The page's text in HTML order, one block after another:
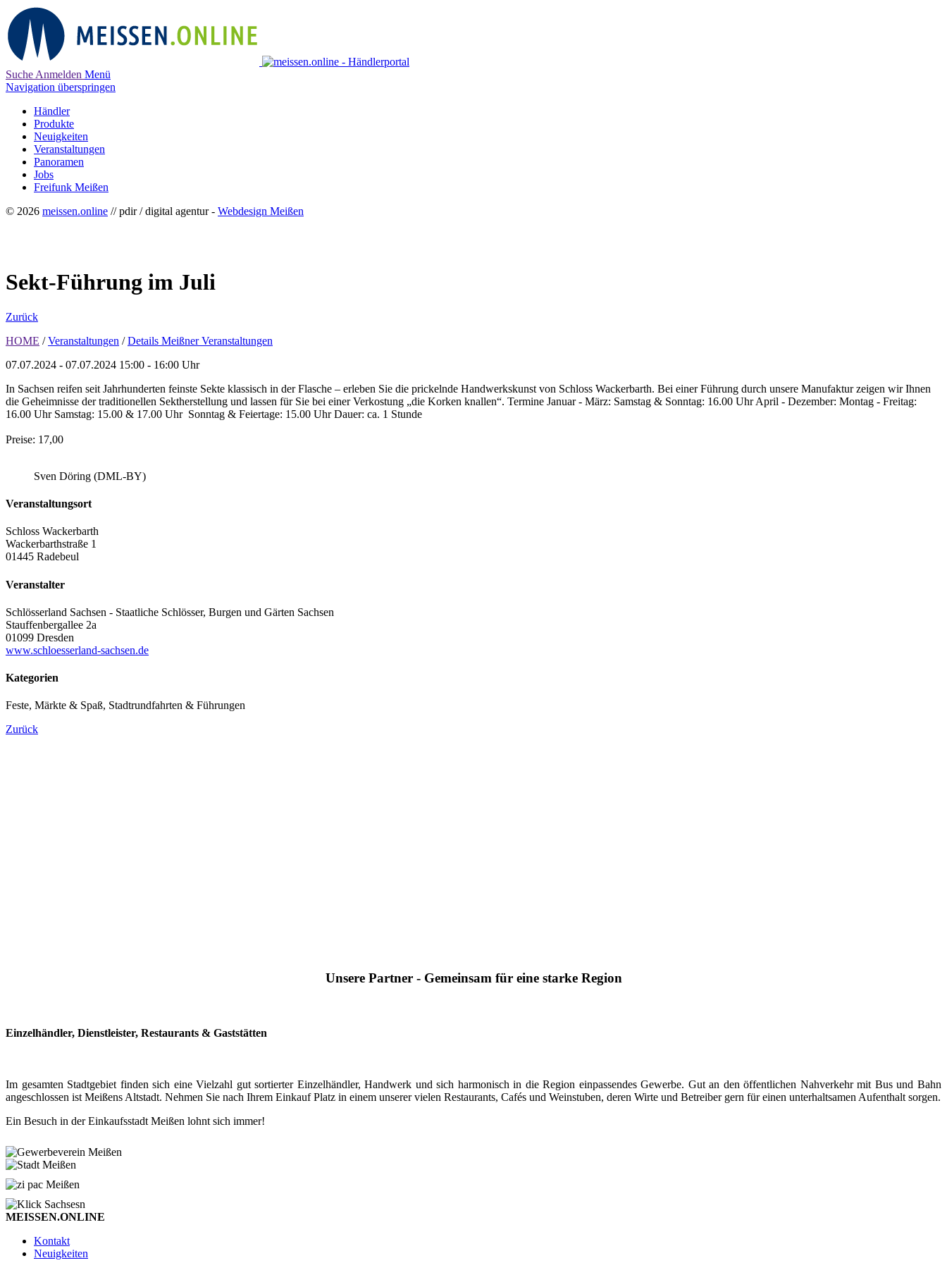
Suche Anmelden Menü
Navigation überspringen
Händler
Produkte
Neuigkeiten
Veranstaltungen
Panoramen
Jobs
Freifunk Meißen
© 2026 meissen.online // pdir / digital agentur - Webdesign Meißen
Sekt-Führung im Juli
Zurück
HOME / Veranstaltungen / Details Meißner Veranstaltungen
07.07.2024 - 07.07.2024 15:00 - 16:00 Uhr
In Sachsen reifen seit Jahrhunderten feinste Sekte klassisch in der Flasche – erleben Sie die prickelnde Handwerkskunst von Schloss Wackerbarth. Bei einer Führung durch unsere Manufaktur zeigen wir Ihnen
die Geheimnisse der traditionellen Sektherstellung und lassen für Sie bei einer Verkostung „die Korken knallen“. Termine Januar - März: Samstag & Sonntag: 16.00 Uhr April - Dezember: Montag - Freitag:
16.00 Uhr Samstag: 15.00 & 17.00 Uhr Sonntag & Feiertage: 15.00 Uhr Dauer: ca. 1 Stunde
Preise: 17,00
Sven Döring (DML-BY)
Veranstaltungsort
Schloss Wackerbarth
Wackerbarthstraße 1
01445 Radebeul
Veranstalter
Schlösserland Sachsen - Staatliche Schlösser, Burgen und Gärten Sachsen
Stauffenbergallee 2a
01099 Dresden
www.schloesserland-sachsen.de
Kategorien
Feste, Märkte & Spaß, Stadtrundfahrten & Führungen
Zurück
Unsere Partner - Gemeinsam für eine starke Region
Einzelhändler, Dienstleister, Restaurants & Gaststätten
Im gesamten Stadtgebiet finden sich eine Vielzahl gut sortierter Einzelhändler, Handwerk und sich harmonisch in die Region einpassendes Gewerbe. Gut an den öffentlichen Nahverkehr mit Bus und Bahn
angeschlossen ist Meißens Altstadt. Nehmen Sie nach Ihrem Einkauf Platz in einem unserer vielen Restaurants, Cafés und Weinstuben, deren Wirte und Betreiber gern für einen unterhaltsamen Aufenthalt sorgen.
Ein Besuch in der Einkaufsstadt Meißen lohnt sich immer!
MEISSEN.ONLINE
Kontakt
Neuigkeiten